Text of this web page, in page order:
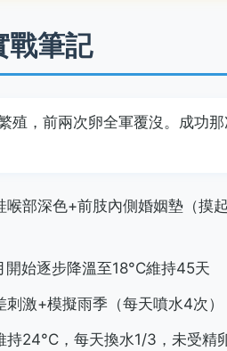
戰筆記
殖，前兩次卵全軍覆沒。成功
喉部深色+前肢內側婚姻墊（摸
開始逐步降溫至18°C維持45天
刺激+模擬雨季（每天噴水4次）
持24°C，每天換水1/3，未受精